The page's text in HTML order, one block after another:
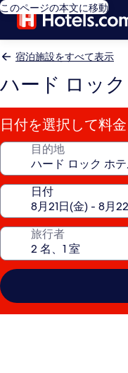
このページの本文に移動
宿泊施設をすべて表示
ハード ロッ
日付を選択して料
目的地
日付
旅行者